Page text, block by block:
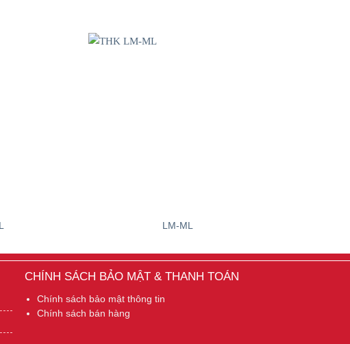
LM-ML
CHÍNH SÁCH BẢO MẬT & THANH TOÁN
Chính sách bảo mật thông tin
Chính sách bán hàng